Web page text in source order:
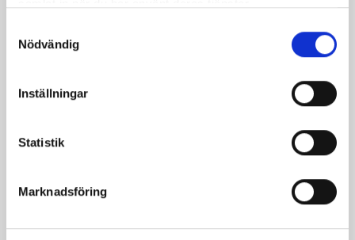
Nödvändig
Inställningar
Statistik
Marknadsföring